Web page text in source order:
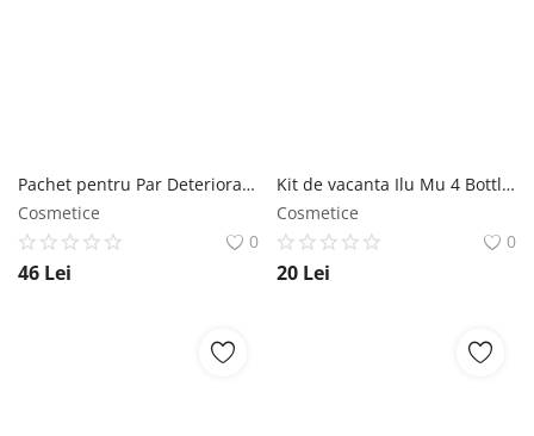
Pachet pentru Par Deteriorat - Keff Keratin & Coconut Oil: Sampon 500 ml + Balsam 500 ml Keff
Cosmetice
0
46 Lei
Kit de vacanta Ilu Mu 4 Bottles + Jar + Spatul Travel Set Ilu
Cosmetice
0
20 Lei